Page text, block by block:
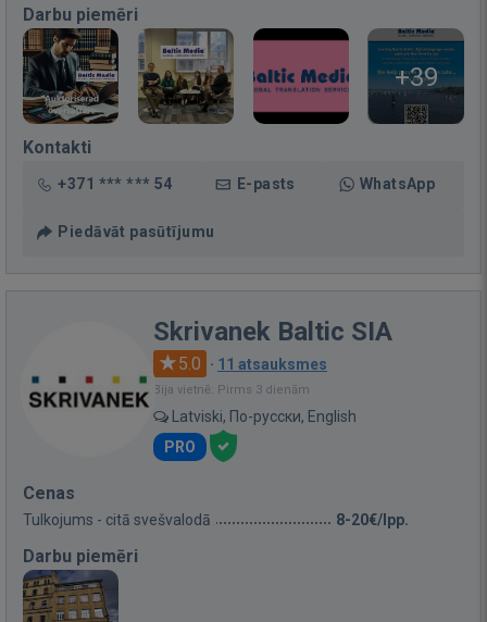
Darbu piemēri
+39
Kontakti
+371 *** *** 54 E-pasts WhatsApp
Piedāvāt pasūtījumu
Skrivanek Baltic SIA
5.0 · 11 atsauksmes
Bija vietnē: Pirms 3 dienām
Latviski, По-русски, English
PRO
Cenas
Tulkojums - citā svešvalodā 8-20€/lpp.
Darbu piemēri